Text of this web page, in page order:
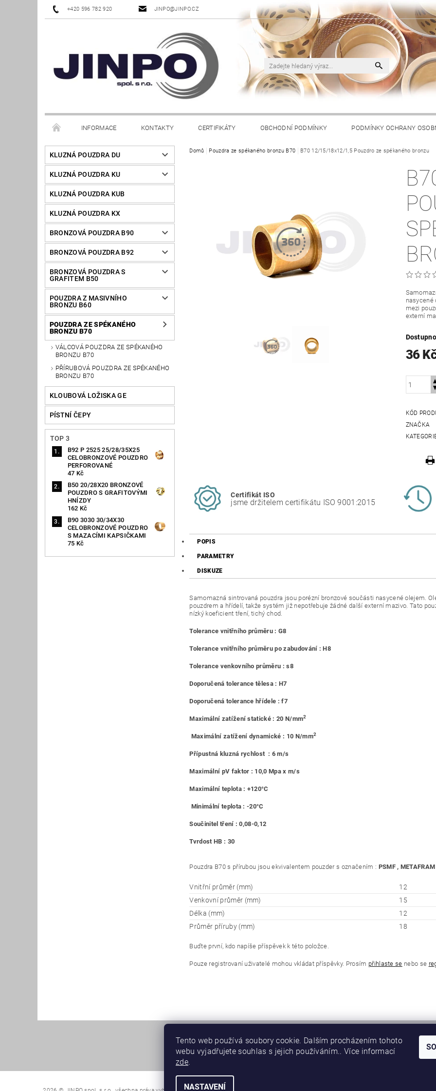
+420 596 782 920 JINPO@JINPO.CZ
INFORMACE KONTAKTY CERTIFIKÁTY OBCHODNÍ PODMÍNKY PODMÍNKY OCHRANY
KLUZNÁ POUZDRA DU
KLUZNÁ POUZDRA KU
KLUZNÁ POUZDRA KUB
KLUZNÁ POUZDRA KX
BRONZOVÁ POUZDRA B90
BRONZOVÁ POUZDRA B92
BRONZOVÁ POUZDRA S
GRAFITEM B50
POUZDRA Z MASIVNÍHO
BRONZU B60
POUZDRA ZE SPÉKANÉHO
BRONZU B70
VÁLCOVÁ POUZDRA ZE SPÉKANÉHO
BRONZU B70
PŘÍRUBOVÁ POUZDRA ZE SPÉKANÉHO
BRONZU B70
KLOUBOVÁ LOŽISKA GE
PÍSTNÍ ČEPY
TOP 3
B92 P 2525 25/28/35X25
CELOBRONZOVÉ POUZDRO
PERFOROVANÉ
47 Kč
B50 20/28X20 BRONZOVÉ
POUZDRO S GRAFITOVÝMI
HNÍZDY
162 Kč
B90 3030 30/34X30
CELOBRONZOVÉ POUZDRO
S MAZACÍMI KAPSIČKAMI
75 Kč
Domů Pouzdra ze spékaného bronzu B70 B70 12/15/18x12/1,5 Pouzdro ze spékaného bronzu
nasycené
mezi
externí
36
KÓD
ZNAČKA
Certifikát ISO
jsme držitelem certifikátu ISO 9001:2015
POPIS
PARAMETRY
DISKUZE
Samomazná sintrovaná pouzdra jsou porézní bronzové součásti nasycené olejem.
pouzdrem a hřídelí, takže systém již nepotřebuje žádné další externí mazivo. Tato
nízký koeficient tření, tichý chod.
Tolerance vnitřního průměru : G8
Tolerance vnitřního průměru po zabudování : H8
Tolerance venkovního průměru : s8
Doporučená tolerance tělesa : H7
Doporučená tolerance hřídele : f7
Maximální zatížení statické : 20 N/mm2
Maximální zatížení dynamické : 10 N/mm2
Přípustná kluzná rychlost : 6 m/s
Maximální pV faktor : 10,0 Mpa x m/s
Maximální teplota : +120°C
Minimální teplota : -20°C
Součinitel tření : 0,08-0,12
Tvrdost HB : 30
Pouzdra B70 s přírubou jsou ekvivalentem pouzder s označením : PSMF ,
Vnitřní průměr (mm)
12
Venkovní průměr (mm)
15
Délka (mm)
12
Průměr příruby (mm)
18
Buďte první, kdo napíše příspěvek k této položce.
Pouze registrovaní uživatelé mohou vkládat příspěvky. Prosím přihlaste se nebo se
Tento web používá soubory cookie. Dalším procházením tohoto
webu vyjadřujete souhlas s jejich používáním.. Více informací
zde.
NASTAVENÍ